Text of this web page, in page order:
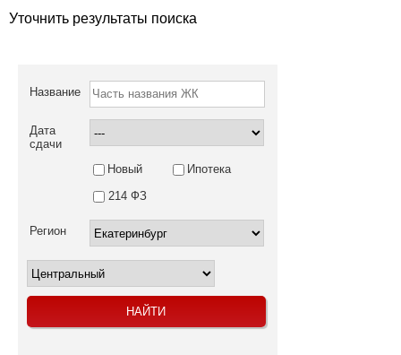
Уточнить результаты поиска
Название
Дата
сдачи
Новый
Ипотека
214 ФЗ
Регион